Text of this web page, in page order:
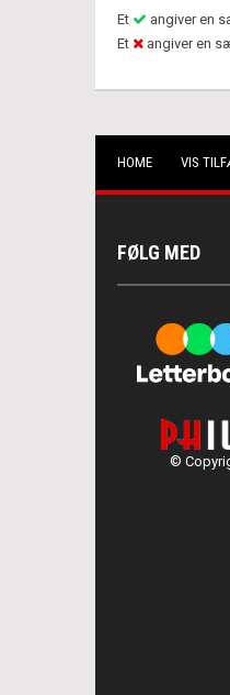
Et
angiver en
Et
angiver en
HOME VIS
FØLG MED
©